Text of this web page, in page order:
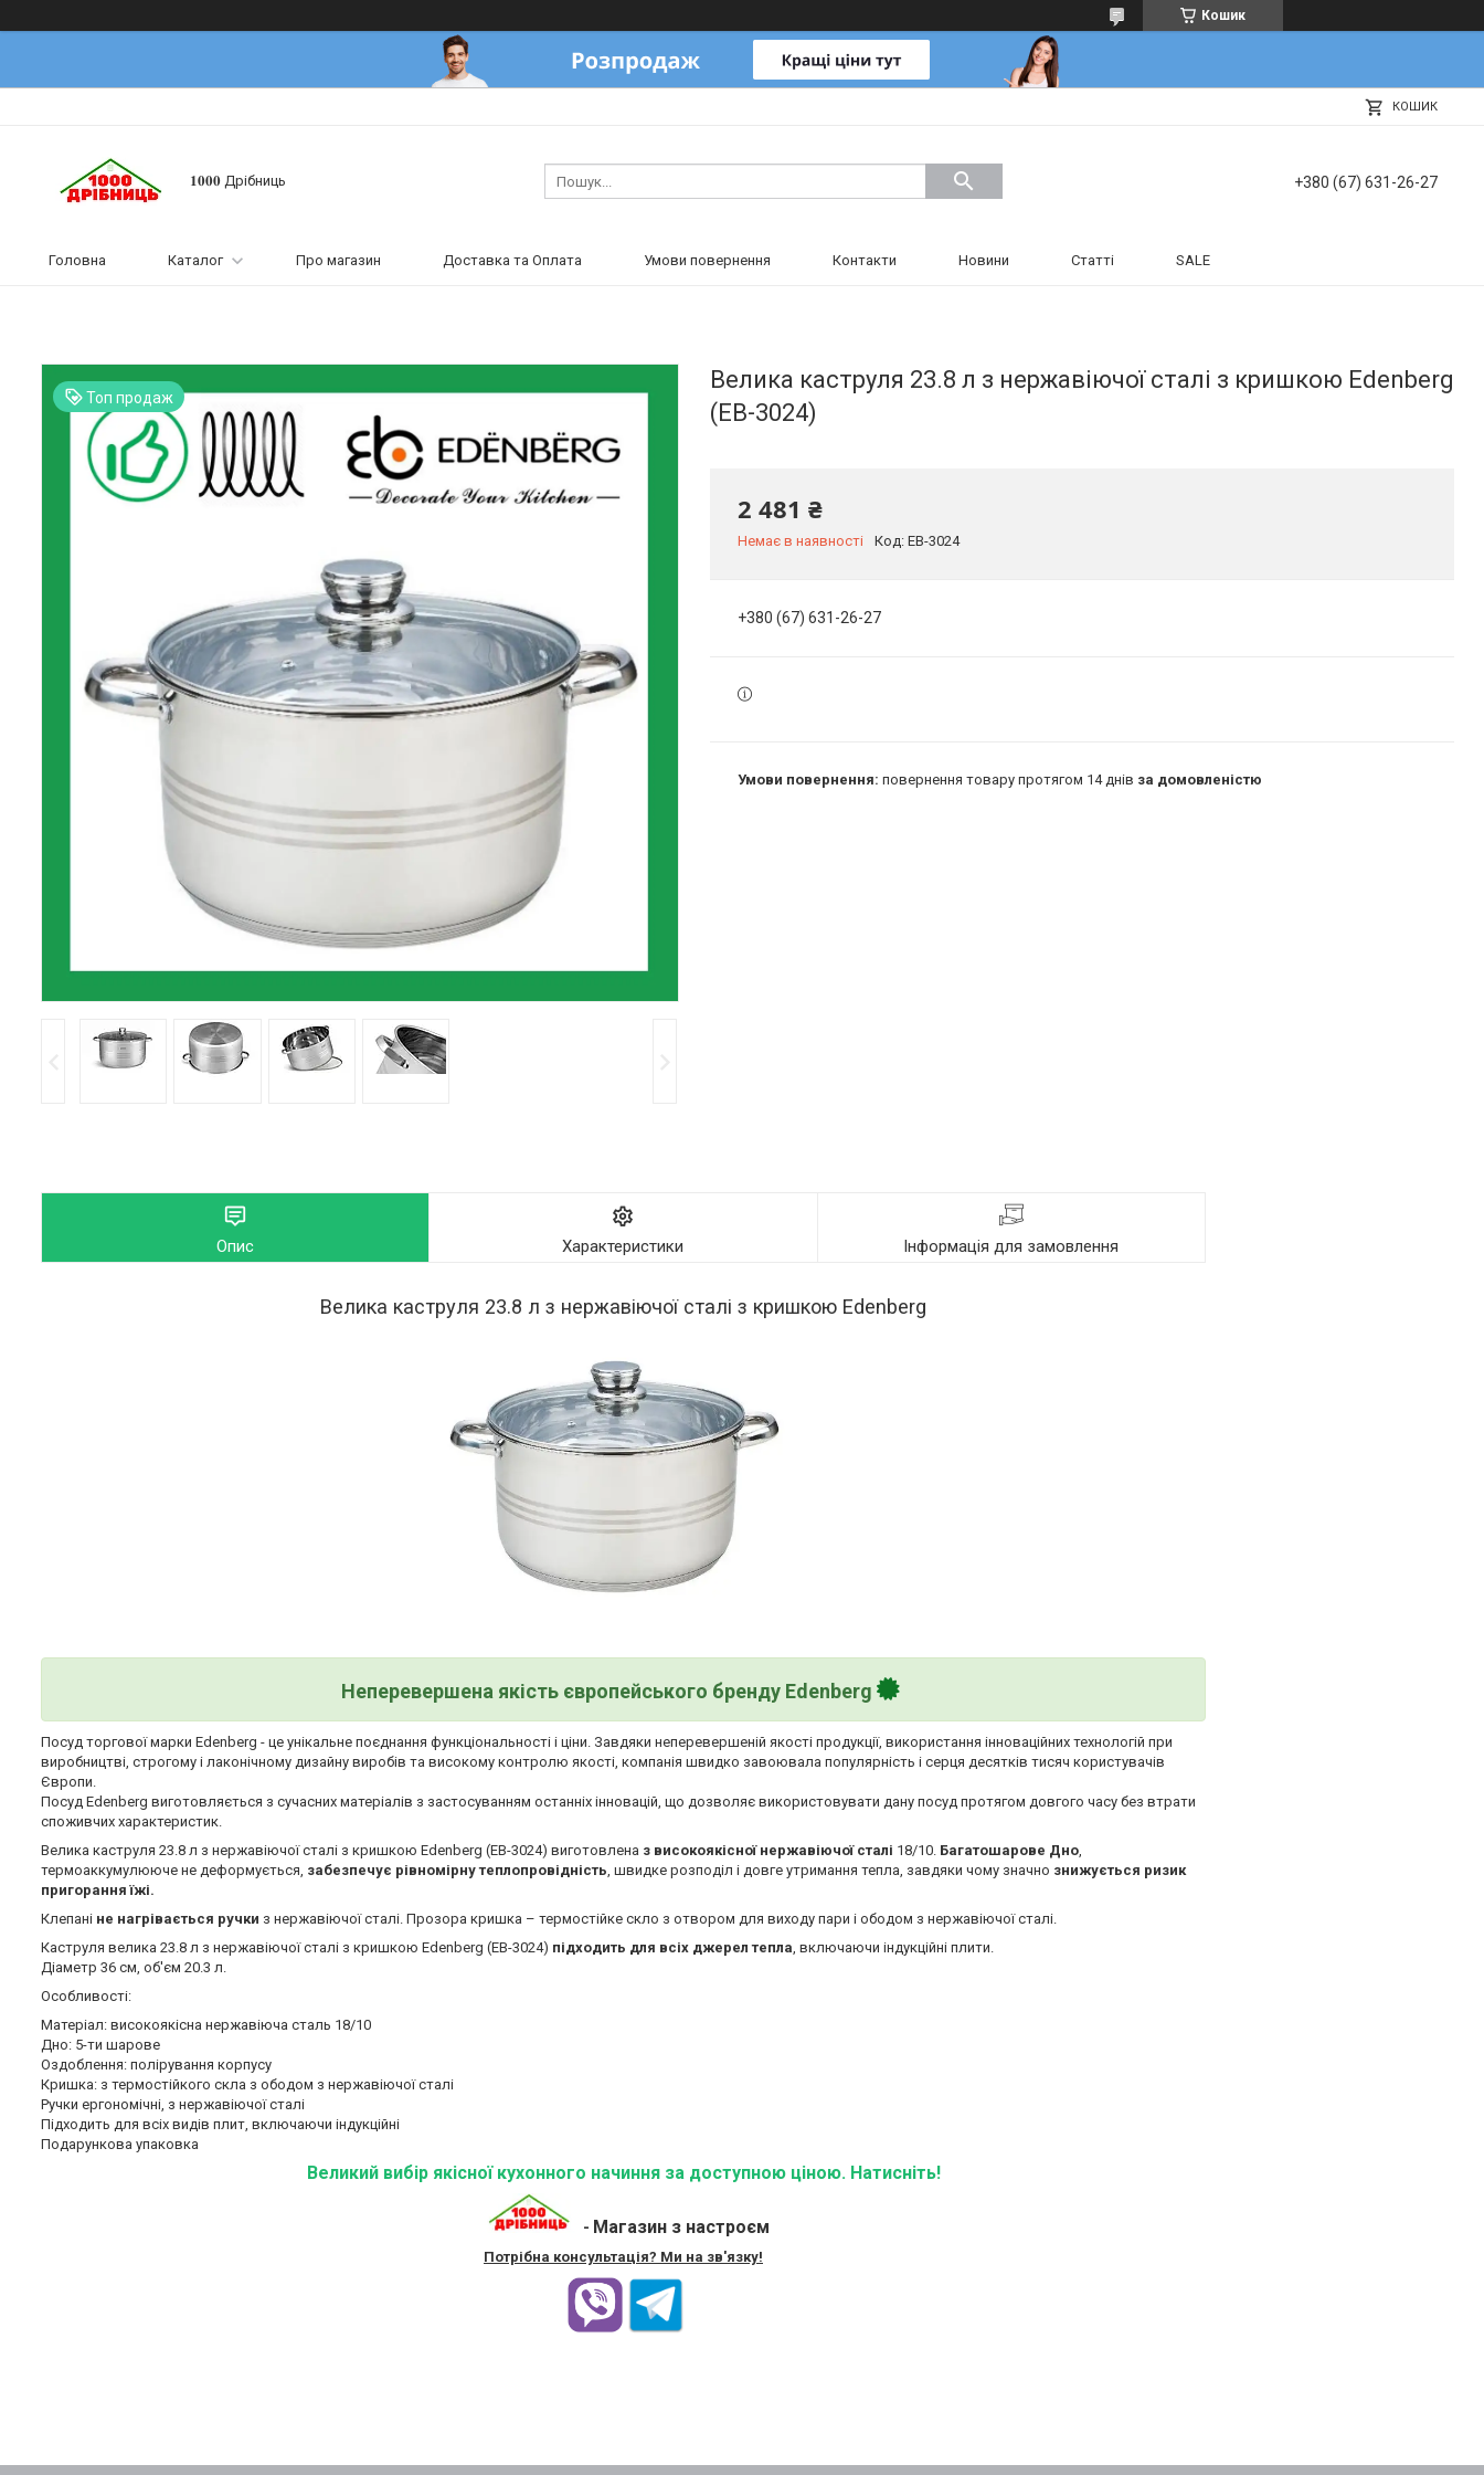
Кошик
КОШИК
𝟏𝟎𝟎𝟎 Дрібниць +380 (67) 631-26-27
Головна Каталог Про магазин Доставка та Оплата Умови повернення Контакти Новини Статті SALE
Топ продаж
Велика каструля 23.8 л з нержавіючої сталі з кришкою Edenberg
(EB-3024)
2 481 ₴
Немає в наявності Код: EB-3024
+380 (67) 631-26-27
повернення товару протягом 14 днів за домовленістю
Опис Характеристики Інформація для замовлення
Велика каструля 23.8 л з нержавіючої сталі з кришкою Edenberg
Неперевершена якість європейського бренду Edenberg
Посуд торгової марки Edenberg - це унікальне поєднання функціональності і ціни. Завдяки неперевершеній якості продукції, використання інноваційних технологій при
виробництві, строгому і лаконічному дизайну виробів та високому контролю якості, компанія швидко завоювала популярність і серця десятків тисяч користувачів
Європи.
Посуд Edenberg виготовляється з сучасних матеріалів з застосуванням останніх інновацій, що дозволяє використовувати дану посуд протягом довгого часу без втрати
споживчих характеристик.
Велика каструля 23.8 л з нержавіючої сталі з кришкою Edenberg (EB-3024) виготовлена з високоякісної нержавіючої сталі 18/10. Багатошарове Дно,
термоаккумулююче не деформується, забезпечує рівномірну теплопровідність, швидке розподіл і довге утримання тепла, завдяки чому значно знижується ризик
пригорання їжі.
Клепані не нагрівається ручки з нержавіючої сталі. Прозора кришка – термостійке скло з отвором для виходу пари і ободом з нержавіючої сталі.
Каструля велика 23.8 л з нержавіючої сталі з кришкою Edenberg (EB-3024) підходить для всіх джерел тепла, включаючи індукційні плити.
Діаметр 36 см, об'єм 20.3 л.
Особливості:
Матеріал: високоякісна нержавіюча сталь 18/10
Дно: 5-ти шарове
Оздоблення: полірування корпусу
Кришка: з термостійкого скла з ободом з нержавіючої сталі
Ручки ергономічні, з нержавіючої сталі
Підходить для всіх видів плит, включаючи індукційні
Подарункова упаковка
Великий вибір якісної кухонного начиння за доступною ціною. Натисніть!
- Магазин з настроєм
Потрібна консультація? Ми на зв'язку!